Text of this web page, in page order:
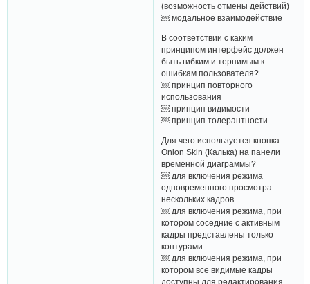
(возможность отмены действий)
￼ модальное взаимодействие
В соответствии с каким
принципом интерфейс должен
быть гибким и терпимым к
ошибкам пользователя?
￼ принцип повторного
использования
￼ принцип видимости
￼ принцип толерантности
Для чего используется кнопка
Onion Skin (Калька) на панели
временной диаграммы?
￼ для включения режима
одновременного просмотра
нескольких кадров
￼ для включения режима, при
котором соседние с активным
кадры представлены только
контурами
￼ для включения режима, при
котором все видимые кадры
доступны для редактирования